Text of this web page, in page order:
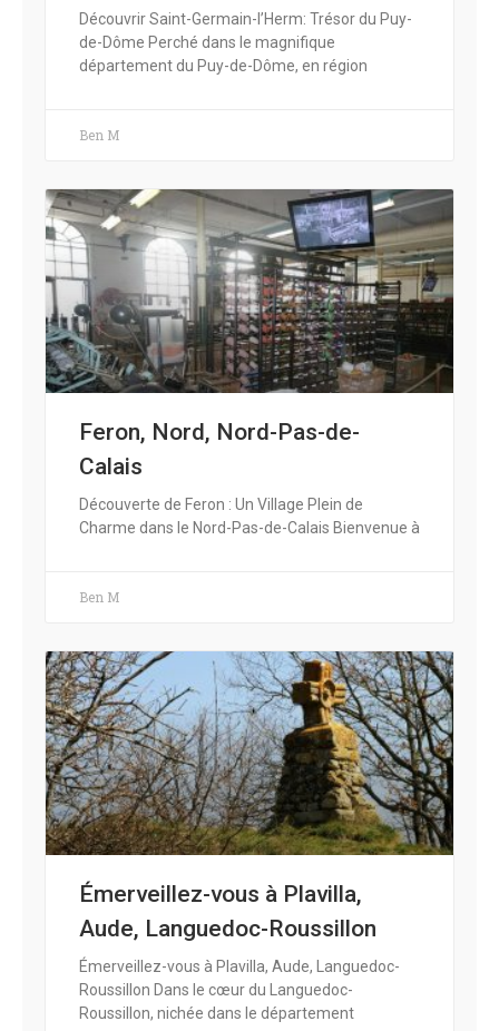
Découvrir Saint-Germain-l’Herm: Trésor du Puy-
de-Dôme Perché dans le magnifique
département du Puy-de-Dôme, en région
Ben M
Feron, Nord, Nord-Pas-de-
Calais
Découverte de Feron : Un Village Plein de
Charme dans le Nord-Pas-de-Calais Bienvenue à
Ben M
Émerveillez-vous à Plavilla,
Aude, Languedoc-Roussillon
Émerveillez-vous à Plavilla, Aude, Languedoc-
Roussillon Dans le cœur du Languedoc-
Roussillon, nichée dans le département